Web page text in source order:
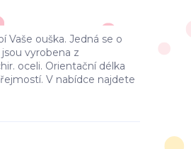
Vaše ouška. Jedná se o
vyrobena z
oceli. Orientační délka
V nabídce najdete